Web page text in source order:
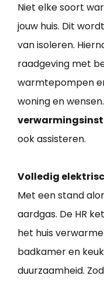
Niet elke soort
jouw huis. Dit
van isoleren.
raadgeving met
warmtepompen
woning en
ook assisteren.
Volledig
Met een stand
aardgas. De HR
het huis
badkamer en
duurzaamheid.